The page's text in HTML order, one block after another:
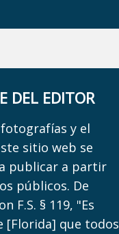
DEL EDITOR
y el
sitio web se
publicar a partir
públicos. De
F.S. § 119, "Es
[Florida] que todos